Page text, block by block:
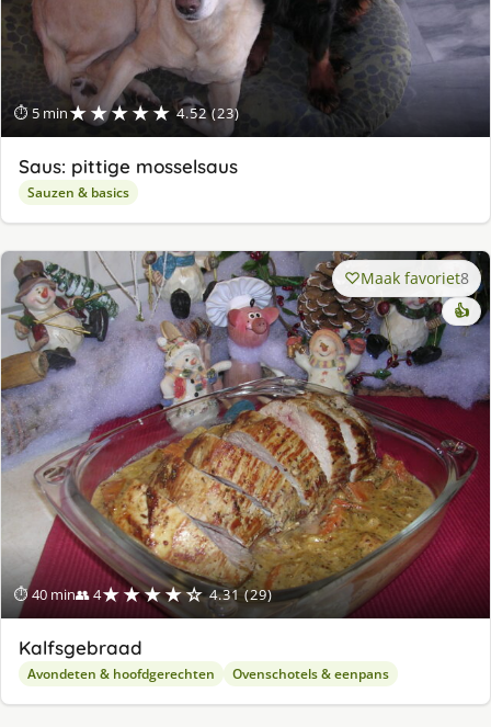
⏱ 5 min★★★★★ 4.52 (23)
Saus: pittige mosselsaus
Sauzen & basics
⏱ 40 min👥 4★★★★☆ 4.31 (29)
Maak favoriet8
👍
Kalfsgebraad
Avondeten & hoofdgerechten Ovenschotels & eenpans